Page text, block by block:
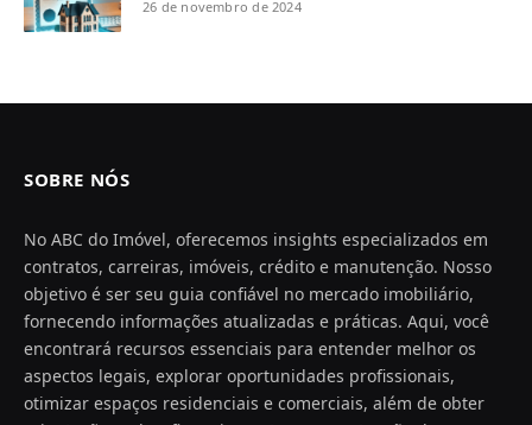
26 de novembro de 2024
SOBRE NÓS
No ABC do Imóvel, oferecemos insights especializados em
contratos, carreiras, imóveis, crédito e manutenção. Nosso
objetivo é ser seu guia confiável no mercado imobiliário,
fornecendo informações atualizadas e práticas. Aqui, você
encontrará recursos essenciais para entender melhor os
aspectos legais, explorar oportunidades profissionais,
otimizar espaços residenciais e comerciais, além de obter